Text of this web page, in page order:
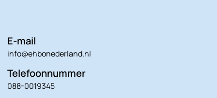
E-mail
info@ehbonederland.nl
Telefoonnummer
088-0019345